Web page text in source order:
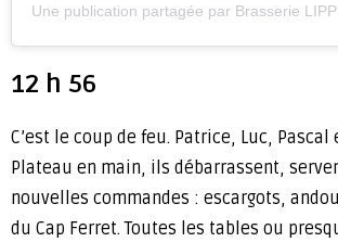
Une publication partagée par Brasserie
12 h 56
C’est le coup de feu. Patrice, Luc, Pascal
Plateau en main, ils débarrassent,
nouvelles commandes : escargots,
du Cap Ferret. Toutes les tables ou